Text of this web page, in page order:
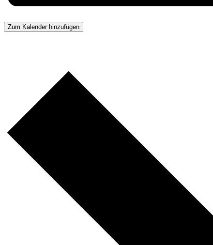
Zum Kalender hinzufügen